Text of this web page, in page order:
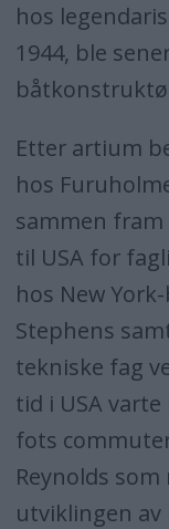
hos
1944, ble
Etter artium
hos
sammen fram
til USA for
hos New
Stephens
tekniske fag
tid i USA
fots
Reynolds
utviklingen av